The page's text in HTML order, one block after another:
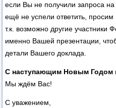
если Вы не получили запроса
ещё не успели ответить, просим
т.к. возможно другие участники
именно Вашей презентации,
детали Вашего доклада.
С наступающим Новым Годом
Мы ждём Вас!
С уважением,